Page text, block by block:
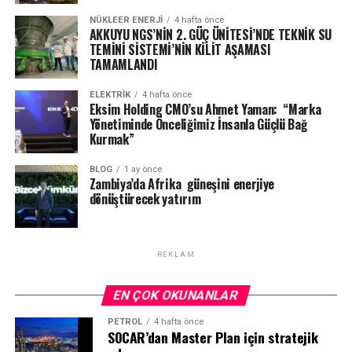
Anlaşma kapsamında, toplam 5 bin megavat
büyüklüğündeki yenilenebilir enerji yatırımlarının ilk
fazını oluşturan 2 bin megavatlık güneş enerjisi
projeleri, Sivas ve Karaman Taşeli bölgelerinde hayata
geçirilecek. Yaklaşık 2 milyar dolarlık yatırımı kapsayan
projelerde, üretilen elektriğin kilovatsaat başına 1,99
avro/sent bedelle 25 yıl boyunca satın alınması
öngörülürken, yatırım modelinde yüzde 50 yerlileştirme
şartı yer alıyor. Tamamlandığında yaklaşık 2,1 milyon
hanenin elektrik ihtiyacını karşılayabilecek kapasiteye
ulaşması hedeflenen projelerin, 2027’de temelinin
atılması, ilk fazın 2027 sonunda devreye alınması ve
tüm sürecin 2028–2029 döneminde tamamlanması
YENİLENEBİLİR ENERJİ YATIRIMLARI RÜZGÂR VE
GÜNEŞ EKOSİSTEMİNİ BİRLİKTE GÜÇLENDİRİYOR
NÜKLEER ENERJI 4 hafta önce
AKKUYU NGS’NİN 2. GÜÇ ÜNİTESİ’NDE TEKNİK SU
TEMİNİ SİSTEMİ’NİN KİLİT AŞAMASI
TAMAMLANDI
ELEKTRİK 4 hafta önce
Eksim Holding CMO’su Ahmet Yaman: “Marka
Yönetiminde Önceliğimiz İnsanla Güçlü Bağ
Kurmak”
BLOG 1 ay önce
Zambiya’da Afrika güneşini enerjiye
dönüştürecek yatırım
REKLAM
EN ÇOK OKUNANLAR
PETROL 4 hafta önce
SOCAR’dan Master Plan için stratejik